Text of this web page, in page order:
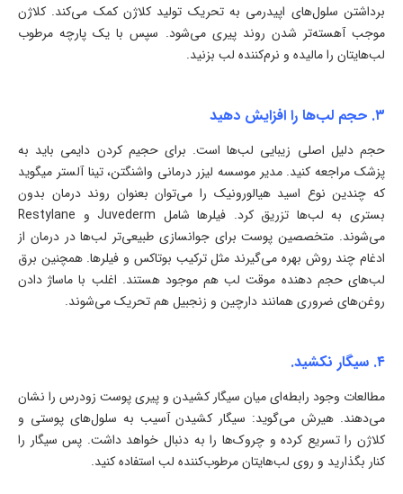
برداشتن سلول‌های اپیدرمی به تحریک تولید کلاژن کمک می‌کند. کلاژن
موجب آهسته‌تر شدن روند پیری می‌شود. سپس با یک پارچه مرطوب
لب‌هایتان را مالیده و نرم‌کننده لب بزنید.
۳. حجم لب‌ها را افزایش دهید
حجم دلیل اصلی زیبایی لب‌ها است. برای حجیم کردن دایمی باید به
پزشک مراجعه کنید. مدیر موسسه لیزر درمانی واشنگتن، تینا آلستر میگوید
که چندین نوع اسید هیالورونیک را می‌توان بعنوان روند درمان بدون
بستری به لب‌ها تزریق کرد. فیلرها شامل Juvederm و Restylane
می‌شوند. متخصصین پوست برای جوانسازی طبیعی‌تر لب‌ها در درمان از
ادغام چند روش بهره می‌گیرند مثل ترکیب بوتاکس و فیلرها. همچنین برق
لب‌های حجم دهنده موقت لب هم موجود هستند. اغلب با ماساژ دادن
روغن‌های ضروری همانند دارچین و زنجبیل هم تحریک می‌شوند.
۴. سیگار نکشید.
مطالعات وجود رابطه‌ای میان سیگار کشیدن و پیری پوست زودرس را نشان
می‌دهند. هیرش می‌گوید: سیگار کشیدن آسیب به سلول‌های پوستی و
کلاژن را تسریع کرده و چروک‌ها را به دنبال خواهد داشت. پس سیگار را
کنار بگذارید و روی لب‌هایتان مرطوب‌کننده لب استفاده کنید.